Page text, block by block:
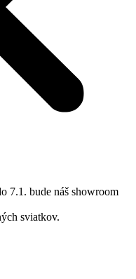
7.1. bude náš showroom
sviatkov.